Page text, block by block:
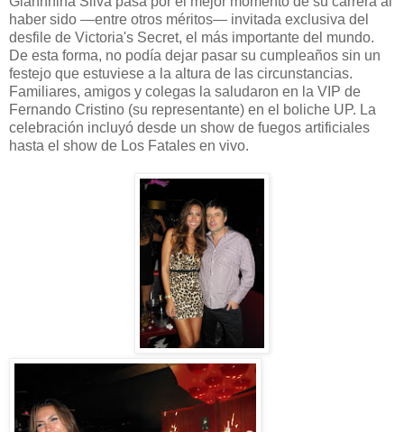
haber sido —entre otros méritos— invitada exclusiva del
desfile de Victoria's Secret, el más importante del mundo.
De esta forma, no podía dejar pasar su cumpleaños sin un
festejo que estuviese a la altura de las circunstancias.
Familiares, amigos y colegas la saludaron en la VIP de
Fernando Cristino (su representante) en el boliche UP. La
celebración incluyó desde un show de fuegos artificiales
hasta el show de Los Fatales en vivo.